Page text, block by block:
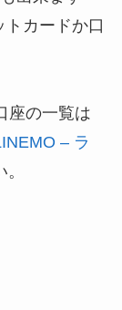
カードか口
座の一覧は
– ラ